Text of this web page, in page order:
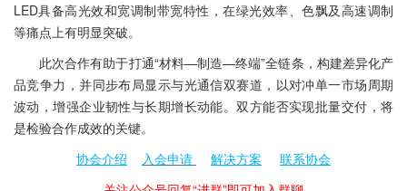
LED具备高光效和宽调制带宽特性，在绿光效率、色飘及高速调制
等痛点上有明显突破。
此次合作有助于打通“材料—制造—终端”全链条，构建差异化产
品竞争力，并同步布局显示与光通信双赛道，以对冲单一市场周期
波动，增强企业韧性与长期增长动能。双方能否实现批量交付，将
是检验合作成效的关键。
协会介绍
入会申请 解决方案
联系协会